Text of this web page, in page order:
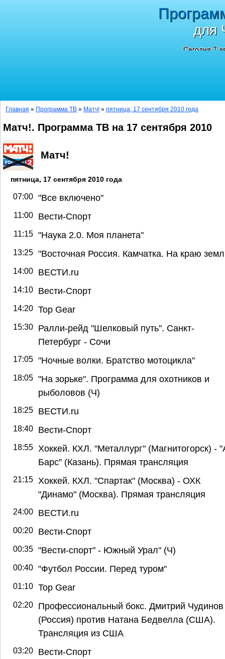
для
Сегодня 7
Главная » Программа ТВ » Матч! » пятница, 17 сентября 2010 года
Матч!. Программа ТВ на 17 сентября 2010
Матч!
пятница, 17 сентября 2010 года
07:00 "Все включено"
11:00 Вести-Спорт
11:15 "Наука 2.0. Моя планета"
13:25 "Восточная Россия. Камчатка. На краю
14:00 ВЕСТИ.ru
14:10 Вести-Спорт
14:20 Top Gear
15:30
Ралли-рейд "Шелковый путь". Санкт-
Петербург - Сочи
17:05 "Ночные волки. Братство мотоцикла"
18:05 "На зорьке". Программа для охотников и
рыболовов (Ч)
18:25 ВЕСТИ.ru
18:40 Вести-Спорт
18:55
Хоккей. КХЛ. "Металлург" (Магнитогорск) -
Барс" (Казань). Прямая трансляция
21:15
Хоккей. КХЛ. "Спартак" (Москва) - ОХК
"Динамо" (Москва). Прямая трансляция
24:00 ВЕСТИ.ru
00:20 Вести-Спорт
00:35 "Вести-спорт" - Южный Урал" (Ч)
00:40 "Футбол России. Перед туром"
01:10 Top Gear
02:20
Профессиональный бокс. Дмитрий Чудинов
(Россия) против Натана Бедвелла (США).
Трансляция из США
03:20 Вести-Спорт